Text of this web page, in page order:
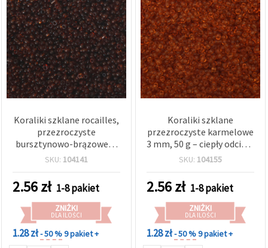
Koraliki szklane rocailles,
przezroczyste
bursztynowo-brązowe, 3
mm, 50 g – do wyrobu
SKU: 104141
2.56zł 1-8 pakiet
ZNIŻKI
DLA ILOŚCI
1.28 zł- 50 %9 pakiet +
Koraliki szklane
przezroczyste karmelowe
3 mm, 50 g – ciepły odcień,
idealne do biżuterii
inspirowanych jesienią i
unikalnych projektów DIY
SKU: 104155
2.56zł 1-8 pakiet
ZNIŻKI
DLA ILOŚCI
1.28 zł- 50 %9 pakiet +